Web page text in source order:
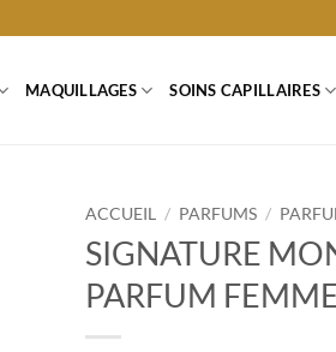
MAQUILLAGES SOINS CAPILLAIRES
ACCUEIL / PARFUMS /
SIGNATURE
PARFUM